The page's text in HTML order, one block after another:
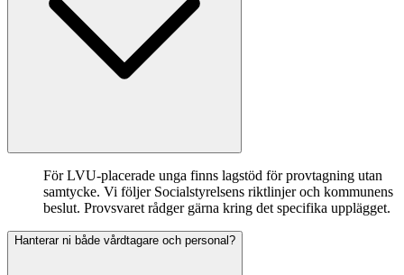
För LVU-placerade unga finns lagstöd för provtagning utan
samtycke. Vi följer Socialstyrelsens riktlinjer och kommunens
beslut. Provsvaret rådger gärna kring det specifika upplägget.
Hanterar ni både vårdtagare och personal?